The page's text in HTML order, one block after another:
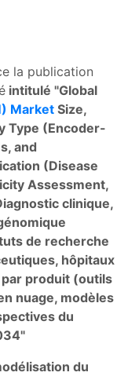
la publication
intitulé "Global
Market Size,
Type (Encoder-
and
(Disease
Assessment,
clinique,
de recherche
hôpitaux
produit (outils
nuage, modèles
du
du